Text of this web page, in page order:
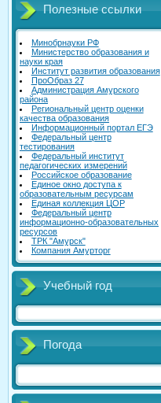
Полезные ссылки
Минобрнауки РФ
Министерство образования и
науки края
Институт развития образования
ПроОбраз 27
Администрация Амурского
района
Региональный центр оценки
качества образования
Информационный портал ЕГЭ
Федеральный центр
тестирования
Федеральный институт
педагогических измерений
Российское образование
Единое окно доступа к
образовательным ресурсам
Единая коллекция ЦОР
Федеральный центр
информационно-образовательных
ресурсов
ТРК "Амурск"
Компания Амурторг
Учебный год
Погода